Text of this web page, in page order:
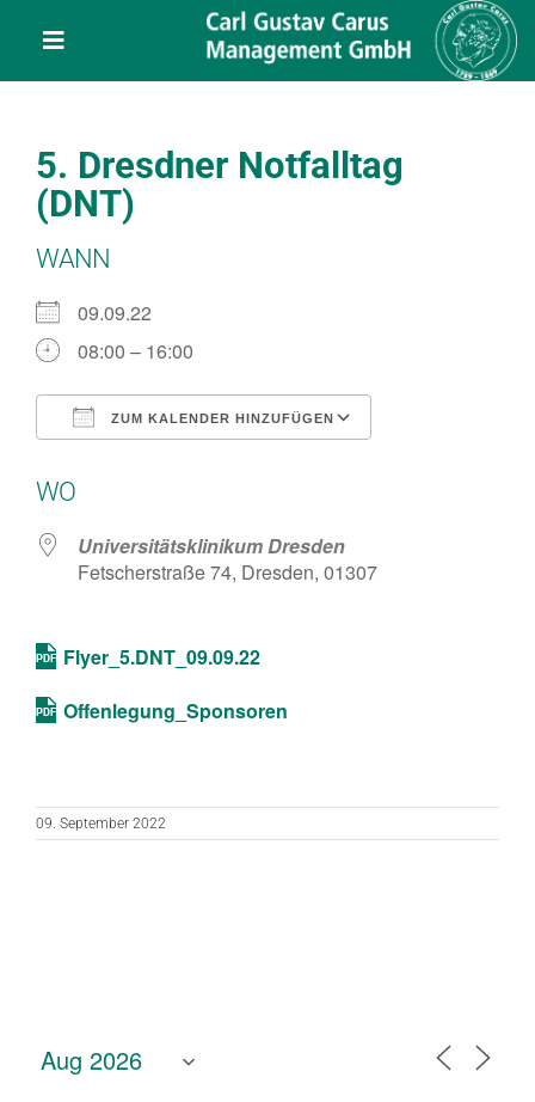
Toggle
Navigation
Über uns
Veranstaltungen
Projekte
Service
Kontakt
5. Dresdner Notfalltag
(DNT)
WANN
09.09.22
08:00 – 16:00
ZUM KALENDER HINZUFÜGEN
WO
Universitätsklinikum Dresden
Fetscherstraße 74, Dresden, 01307
Flyer_5.DNT_09.09.22
Offenlegung_Sponsoren
09. September 2022